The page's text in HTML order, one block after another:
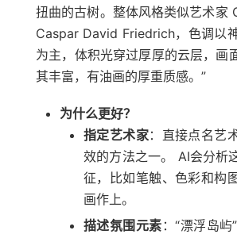
扭曲的古树。整体风格类似艺术家
Caspar David Friedrich，色调以
为主，体积光穿过厚厚的云层，画
其丰富，有油画的厚重质感。”
为什么更好？
指定艺术家：直接点名艺
效的方法之一。 AI会分析
征，比如笔触、色彩和构
画作上。
描述氛围元素 ：“漂浮岛屿